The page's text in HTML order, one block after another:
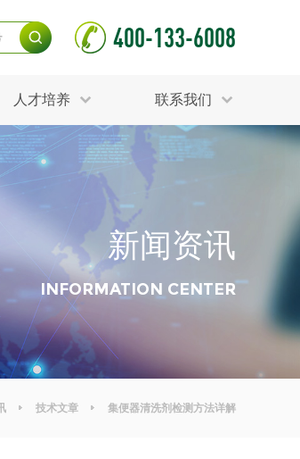
400-133-6008
人才培养 联系我们
声环境与振动检测
危废鉴定
更多
食品安全检测
洁净度检测
化妆品检测
水资源检测
毒理检测
光伏检测
新闻资讯
INFORMATION CENTER
技术文章 集便器清洗剂检测方法详解